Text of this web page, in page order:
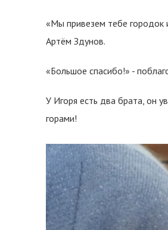
«Мы привезем тебе городок
Артём Здунов.
«Большое спасибо!» -
У Игоря есть два брата, он
горами!